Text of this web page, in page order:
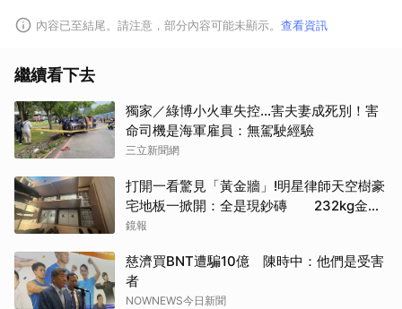
內容已至結尾。請注意，部分內容可能未顯示。 查看資訊
繼續看下去
獨家／綠博小火車失控…害夫妻成死別！害
命司機是海軍雇員：無駕駛經驗
三立新聞網
打開一看驚見「黃金牆」!明星律師天空樹豪
宅地板一掀開：全是現鈔磚 232kg金山
震撼影像曝
鏡報
慈濟買BNT遭騙10億 陳時中：他們是受害
者
NOWNEWS今日新聞